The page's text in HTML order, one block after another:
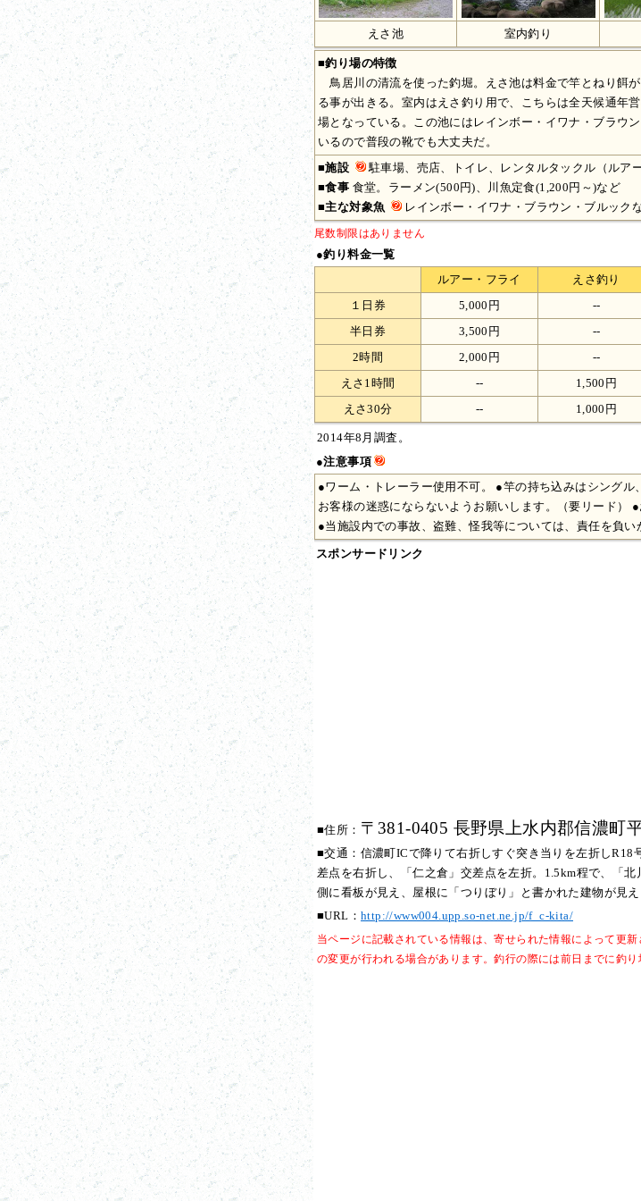
えさ池 室内釣り
■釣り場の特徴
鳥居川の清流を使った釣堀。えさ池は料金で竿とねり餌
る事が出きる。室内はえさ釣り用で、こちらは全天候通年
場となっている。この池にはレインボー・イワナ・ブラウ
いるので普段の靴でも大丈夫だ。
■施設
駐車場、売店、トイレ、レンタルタックル（ルアー
■食事 食堂。ラーメン(500円)、川魚定食(1,200円～)など
■主な対象魚
レインボー・イワナ・ブラウン・ブルック
尾数制限はありません
●釣り料金一覧
ルアー・フライ
えさ釣り
１日券
5,000円
--
半日券
3,500円
--
2時間
2,000円
--
えさ1時間
--
1,500円
えさ30分
-- 1,000円
2014年8月調査。
●注意事項
●ワーム・トレーラー使用不可。 ●竿の持ち込みはシング
お客様の迷惑にならないようお願いします。（要リード）
●当施設内での事故、盗難、怪我等については、責任を負い
スポンサードリンク
■住所： 〒381-0405 長野県上水内郡信濃町
■交通：信濃町ICで降りて右折しすぐ突き当りを左折しR18
差点を右折し、「仁之倉」交差点を左折。1.5km程で、「
側に看板が見え、屋根に「つりぼり」と書かれた建物が見
■URL： http://www004.upp.so-net.ne.jp/f_c-kita/
当ページに記載されている情報は、寄せられた情報によって更
の変更が行われる場合があります。釣行の際には前日までに釣り